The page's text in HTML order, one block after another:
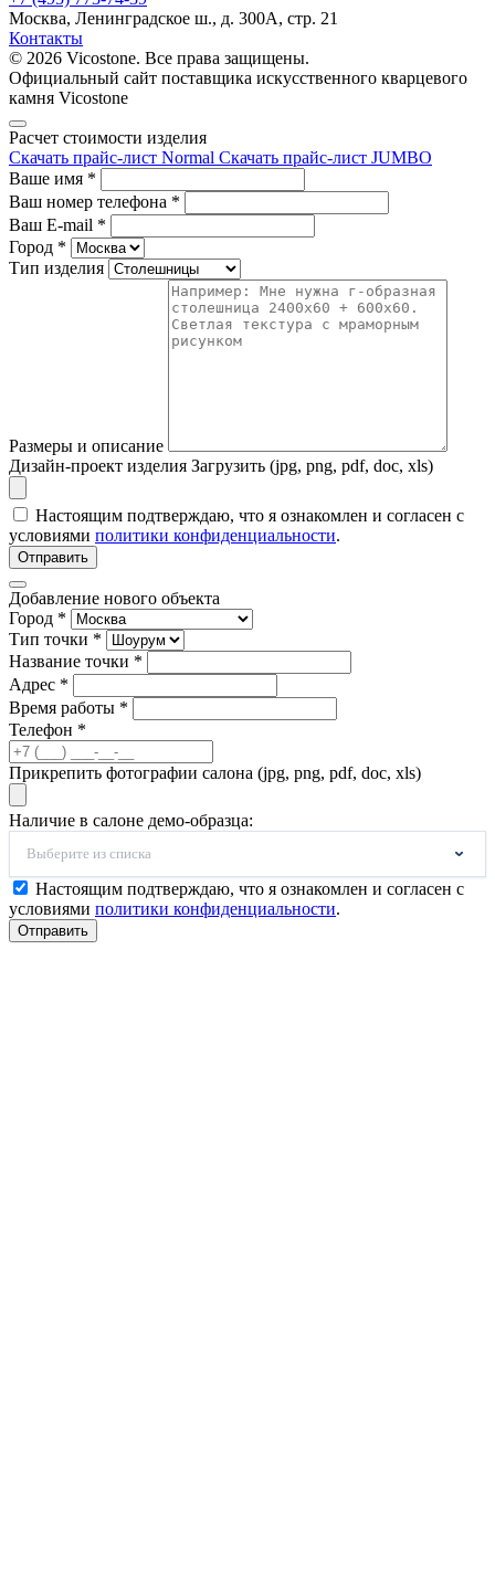
Москва, Ленинградское ш., д. 300А, стр. 21
Контакты
© 2026 Vicostone. Все права защищены.
Официальный сайт поставщика искусственного кварцевого
камня Vicostone
Расчет стоимости изделия
Скачать прайс-лист Normal Скачать прайс-лист JUMBO
Ваше имя *
Ваш номер телефона *
Ваш E-mail *
Город *
Тип изделия
Размеры и описание
Дизайн-проект изделия Загрузить (jpg, png, pdf, doc, xls)
Настоящим подтверждаю, что я ознакомлен и согласен с
условиями политики конфиденциальности.
Отправить
Добавление нового объекта
Город *
Тип точки *
Название точки *
Адрес *
Время работы *
Телефон *
Прикрепить фотографии салона (jpg, png, pdf, doc, xls)
Наличие в салоне демо-образца:
Выберите из списка
Настоящим подтверждаю, что я ознакомлен и согласен с
условиями политики конфиденциальности.
Отправить